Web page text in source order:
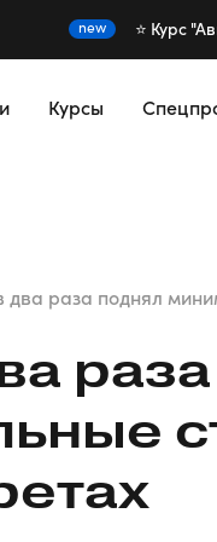
new ⭐️ Курс
Курсы
два раза поднял